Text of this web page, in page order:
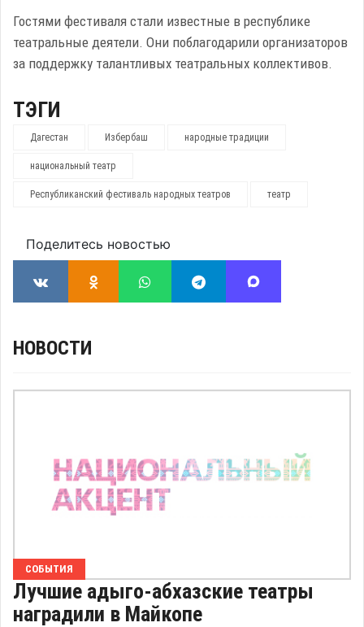
Гостями фестиваля стали известные в республике
театральные деятели. Они поблагодарили организаторов
за поддержку талантливых театральных коллективов.
ТЭГИ
Дагестан Избербаш народные традиции
национальный театр
Республиканский фестиваль народных театров театр
Поделитесь новостью
НОВОСТИ
СОБЫТИЯ
Лучшие адыго-абхазские театры
наградили в Майкопе